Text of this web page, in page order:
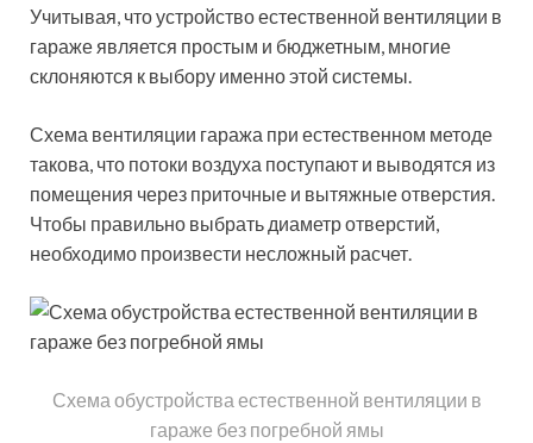
Учитывая, что устройство естественной вентиляции в
гараже является простым и бюджетным, многие
склоняются к выбору именно этой системы.
Схема вентиляции гаража при естественном методе
такова, что потоки воздуха поступают и выводятся из
помещения через приточные и вытяжные отверстия.
Чтобы правильно выбрать диаметр отверстий,
необходимо произвести несложный расчет.
Схема обустройства естественной вентиляции в
гараже без погребной ямы